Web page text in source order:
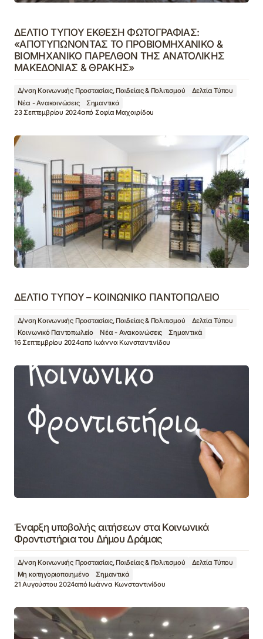
ΔΕΛΤΙΟ ΤΥΠΟΥ ΕΚΘΕΣΗ ΦΩΤΟΓΡΑΦΙΑΣ:
«ΑΠΟΤΥΠΩΝΟΝΤΑΣ ΤΟ ΠΡΟΒΙΟΜΗΧΑΝΙΚΟ &
ΒΙΟΜΗΧΑΝΙΚΟ ΠΑΡΕΛΘΟΝ ΤΗΣ ΑΝΑΤΟΛΙΚΗΣ
ΜΑΚΕΔΟΝΙΑΣ & ΘΡΑΚΗΣ»
Δ/νση Κοινωνικής Προστασίας, Παιδείας & Πολιτισμού
Δελτία Τύπου
Νέα - Ανακοινώσεις
Σημαντικά
23 Σεπτεμβρίου 2024από Σοφία Μαχαιρίδου
ΔΕΛΤΙΟ ΤΥΠΟΥ – ΚΟΙΝΩΝΙΚΟ ΠΑΝΤΟΠΩΛΕΙΟ
Δ/νση Κοινωνικής Προστασίας, Παιδείας & Πολιτισμού
Δελτία Τύπου
Κοινωνικό Παντοπωλείο
Νέα - Ανακοινώσεις
Σημαντικά
16 Σεπτεμβρίου 2024από Ιωάννα Κωνσταντινίδου
Έναρξη υποβολής αιτήσεων στα Κοινωνικά
Φροντιστήρια του Δήμου Δράμας
Δ/νση Κοινωνικής Προστασίας, Παιδείας & Πολιτισμού
Δελτία Τύπου
Μη κατηγοριοποιημένο
Σημαντικά
21 Αυγούστου 2024από Ιωάννα Κωνσταντινίδου